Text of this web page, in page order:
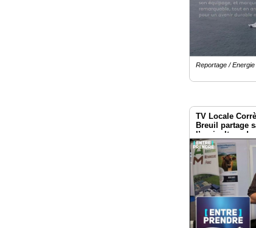
Reportage /
TV Locale
Breuil partage
l’agriculture